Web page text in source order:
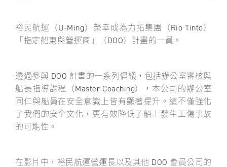
裕民航運（U-Ming）榮幸成為力拓集團（Rio Tinto）
「指定船東與營運商」（DOO）計畫的一員。
透過參與 DOO 計畫的一系列倡議，包括辦公室審核與
船長指導課程（Master Coaching），本公司的辦公室
同仁與船員在安全意識上皆有顯著提升。這不僅強化
了我們的安全文化，更有效降低了船上發生工傷事故
的可能性。
在影片中，裕民航運營運長以及其他 DOO 會員公司的